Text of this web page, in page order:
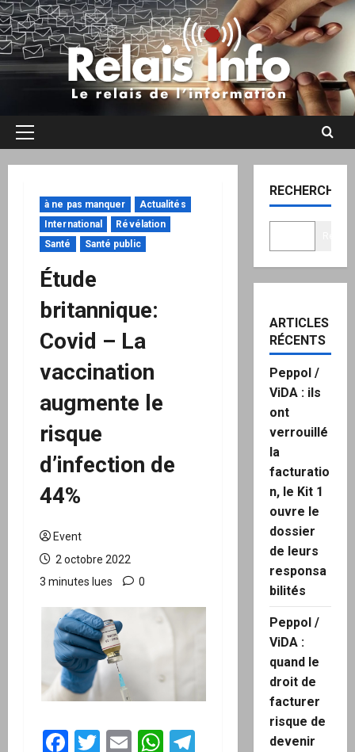
Aller
au
contenu
Menu
à ne pas manquer
Actualités
International
Révélation
Santé
Santé public
Étude
britannique:
Covid – La
vaccination
augmente le
risque
d’infection de
44%
Event
2 octobre 2022
3 minutes lues
0
Facebook
Twitter
EmailWhatsApp
Telegram
RECHERCHER
ARTICLES
RÉCENTS
Peppol /
ViDA : ils
ont
verrouillé
la
facturatio
n, le Kit 1
ouvre le
dossier
de leurs
responsa
bilités
Peppol /
ViDA :
quand le
droit de
facturer
risque de
devenir